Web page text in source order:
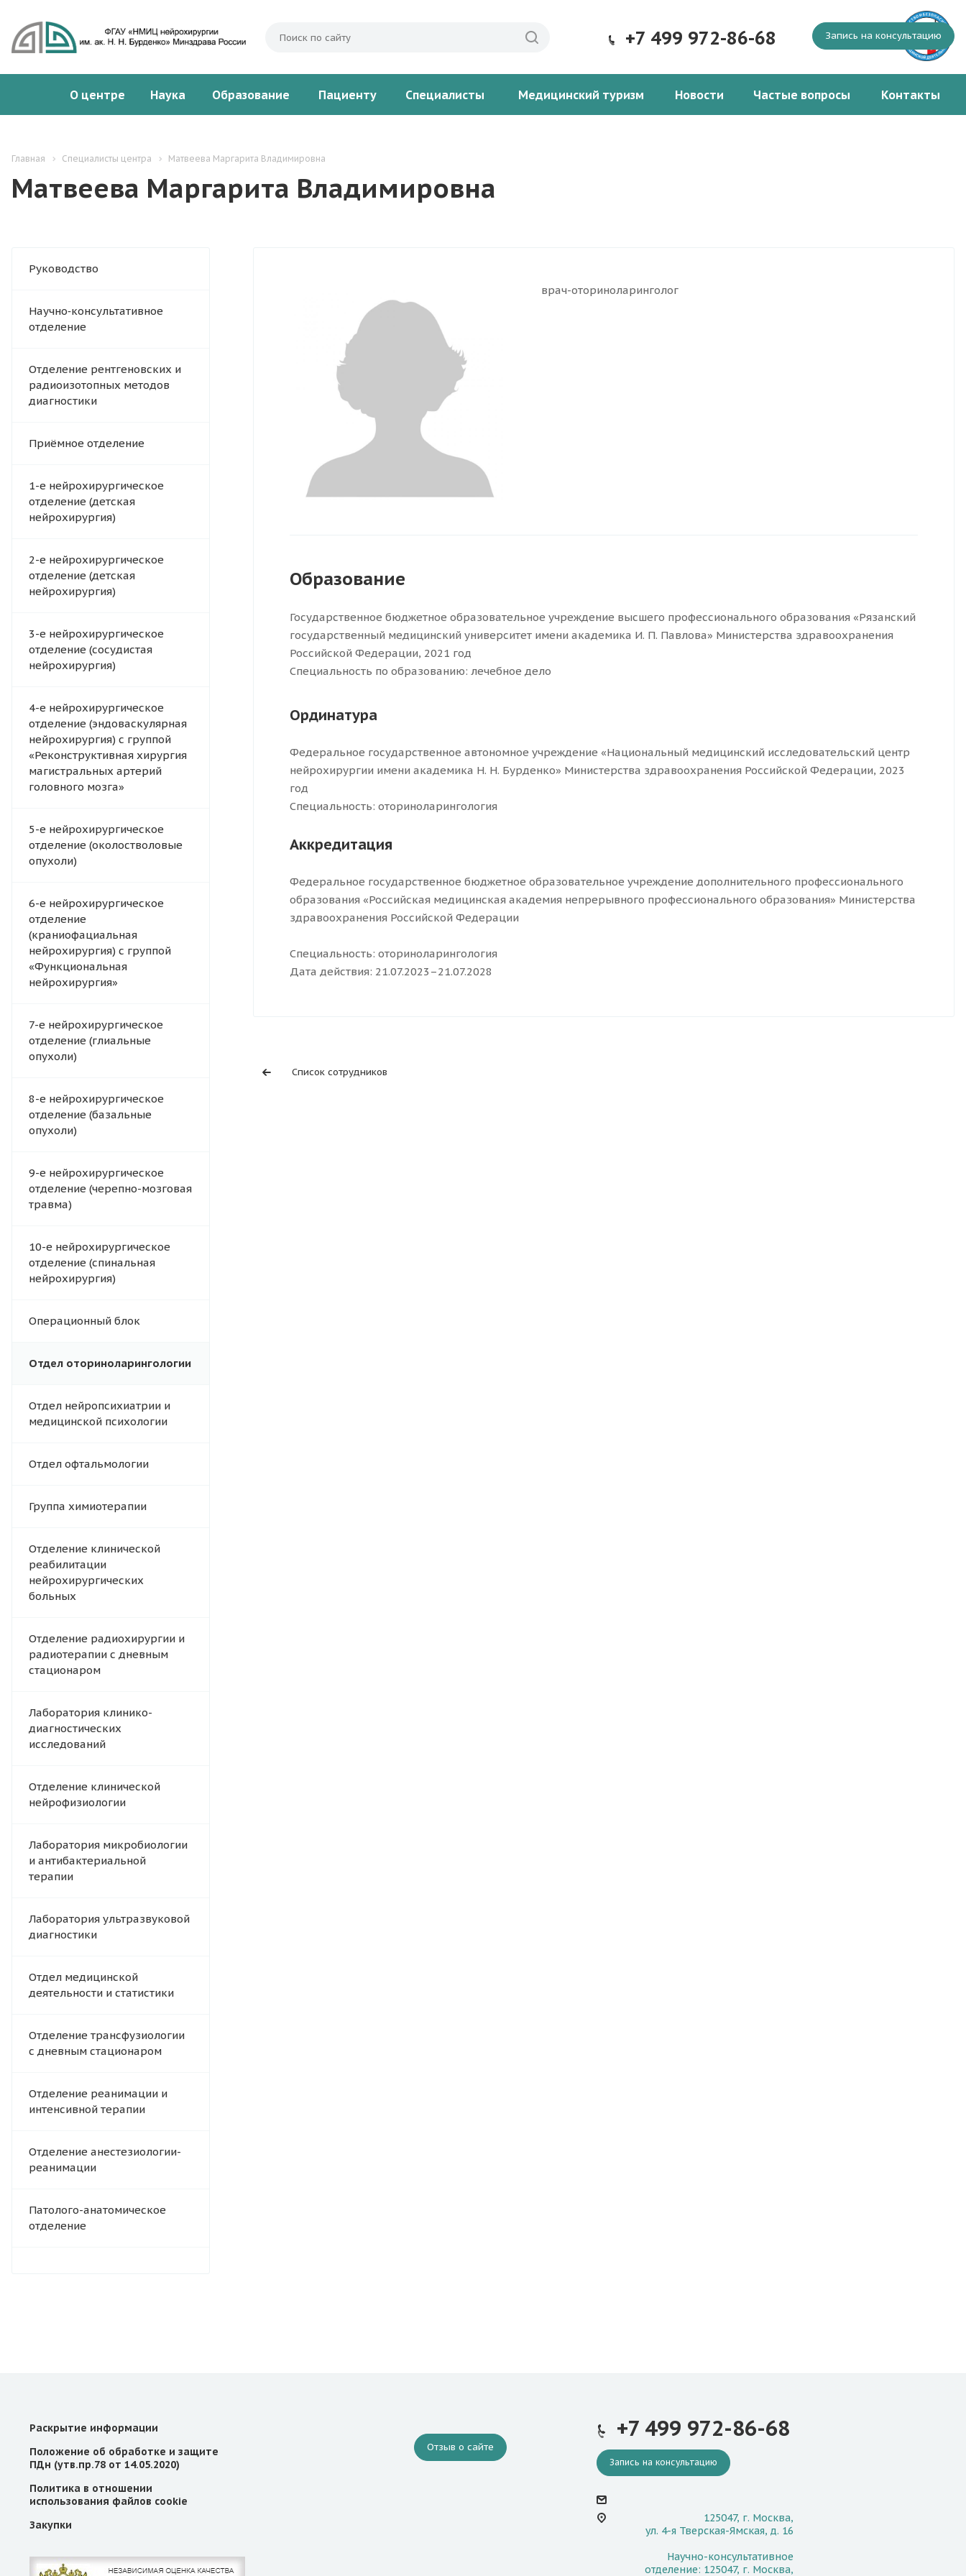
Запись на консультацию
+7 499 972-86-68
О центре Наука Образование Пациенту Специалисты Медицинский туризм Новости Частые вопросы Контакты
Главная Специалисты центра Матвеева Маргарита Владимировна
Матвеева Маргарита Владимировна
Руководство
Научно‑консультативное
отделение
Отделение рентгеновских и
радиоизотопных методов
диагностики
Приёмное отделение
1-е нейрохирургическое
отделение (детская
нейрохирургия)
2-е нейрохирургическое
отделение (детская
нейрохирургия)
3-е нейрохирургическое
отделение (сосудистая
нейрохирургия)
4-e нейрохирургическое
отделение (эндоваскулярная
нейрохирургия) с группой
«Реконструктивная хирургия
магистральных артерий
головного мозга»
5-е нейрохирургическое
отделение (околостволовые
опухоли)
6-е нейрохирургическое
отделение
(краниофациальная
нейрохирургия) с группой
«Функциональная
нейрохирургия»
7-е нейрохирургическое
отделение (глиальные
опухоли)
8-е нейрохирургическое
отделение (базальные
опухоли)
9-е нейрохирургическое
отделение (черепно-мозговая
травма)
10-е нейрохирургическое
отделение (спинальная
нейрохирургия)
Операционный блок
Отдел оториноларингологии
Отдел нейропсихиатрии и
медицинской психологии
Отдел офтальмологии
Группа химиотерапии
Отделение клинической
реабилитации
нейрохирургических
больных
Отделение радиохирургии и
радиотерапии с дневным
стационаром
Лаборатория клинико-
диагностических
исследований
Отделение клинической
нейрофизиологии
Лаборатория микробиологии
и антибактериальной
терапии
Лаборатория ультразвуковой
диагностики
Отдел медицинской
деятельности и статистики
Отделение трансфузиологии
с дневным стационаром
Отделение реанимации и
интенсивной терапии
Отделение анестезиологии-
реанимации
Патолого-анатомическое
отделение
врач-оториноларинголог
Образование
Государственное бюджетное образовательное учреждение высшего профессионального образования «Рязанский
государственный медицинский университет имени академика И. П. Павлова» Министерства здравоохранения
Российской Федерации, 2021 год
Специальность по образованию: лечебное дело
Ординатура
Федеральное государственное автономное учреждение «Национальный медицинский исследовательский центр
нейрохирургии имени академика Н. Н. Бурденко» Министерства здравоохранения Российской Федерации, 2023
год
Специальность: оториноларингология
Аккредитация
Федеральное государственное бюджетное образовательное учреждение дополнительного профессионального
образования «Российская медицинская академия непрерывного профессионального образования» Министерства
здравоохранения Российской Федерации
Специальность: оториноларингология
Дата действия: 21.07.2023–21.07.2028
Список сотрудников
Раскрытие информации
Положение об обработке и защите
ПДн (утв.пр.78 от 14.05.2020)
Политика в отношении
использования файлов cookie
Закупки
Отзыв о сайте
+7 499 972-86-68
Запись на консультацию
125047, г. Москва,
ул. 4-я Тверская-Ямская, д. 16
Научно-консультативное
отделение: 125047, г. Москва,